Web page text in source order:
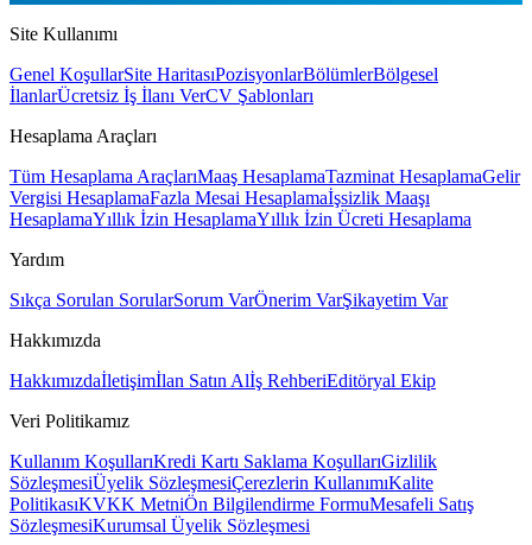
Site Kullanımı
Genel KoşullarSite HaritasıPozisyonlarBölümlerBölgesel
İlanlarÜcretsiz İş İlanı VerCV Şablonları
Hesaplama Araçları
Tüm Hesaplama AraçlarıMaaş HesaplamaTazminat HesaplamaGelir
Vergisi HesaplamaFazla Mesai Hesaplamaİşsizlik Maaşı
HesaplamaYıllık İzin HesaplamaYıllık İzin Ücreti Hesaplama
Yardım
Sıkça Sorulan SorularSorum VarÖnerim VarŞikayetim Var
Hakkımızda
Hakkımızdaİletişimİlan Satın Alİş RehberiEditöryal Ekip
Veri Politikamız
Kullanım KoşullarıKredi Kartı Saklama KoşullarıGizlilik
SözleşmesiÜyelik SözleşmesiÇerezlerin KullanımıKalite
PolitikasıKVKK MetniÖn Bilgilendirme FormuMesafeli Satış
SözleşmesiKurumsal Üyelik Sözleşmesi